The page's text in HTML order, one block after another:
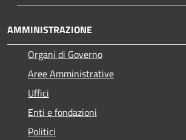
AMMINISTRAZIONE
Organi di Governo
Aree Amministrative
Uffici
Enti e fondazioni
Politici